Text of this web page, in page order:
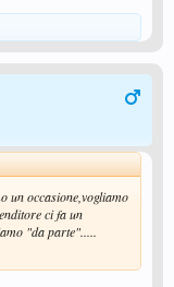
un occasione,vogliamo
ci fa un
"da parte".....